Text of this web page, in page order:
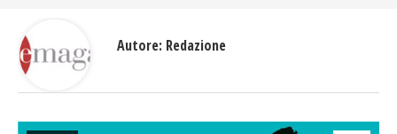
Autore: Redazione